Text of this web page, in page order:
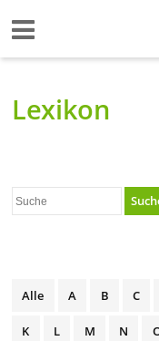
Lexikon
Alle A B C
K L M N